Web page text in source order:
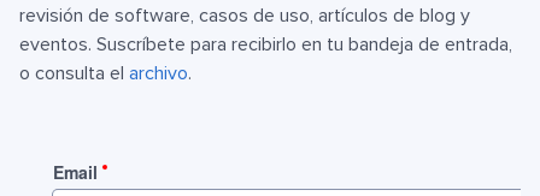
revisión de software, casos de uso, artículos de blog y
eventos. Suscríbete para recibirlo en tu bandeja de entrada,
o consulta el archivo.